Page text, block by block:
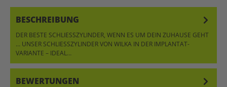
BESCHREIBUNG
DER BESTE SCHLIESSZYLINDER, WENN ES UM DEIN ZUHAUSE GEHT …
UNSER SCHLIESSZYLINDER VON WILKA IN DER IMPLANTAT-VA
RIANTE – IDEAL…
BEWERTUNGEN